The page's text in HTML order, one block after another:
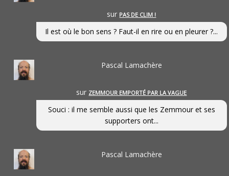
sur PAS DE CLIM !
Il est où le bon sens ? Faut-il en rire ou en pleurer ?...
Pascal Lamachère
sur ZEMMOUR EMPORTÉ PAR LA VAGUE
Souci : il me semble aussi que les Zemmour et ses
supporters ont...
Pascal Lamachère